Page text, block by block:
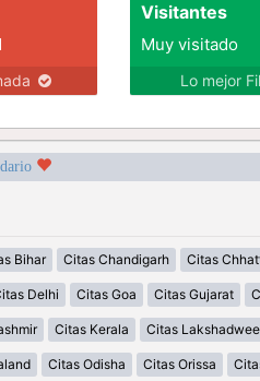
Visitantes
Muy visitado
Lo mejor
Bihar Citas Chandigarh Citas
Delhi Citas Goa Citas Gujarat
Citas Kerala Citas
Citas Odisha Citas Orissa